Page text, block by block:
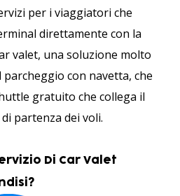
per i viaggiatori che
direttamente con la
valet, una soluzione molto
con navetta, che
gratuito che collega il
partenza dei voli.
Di Car Valet